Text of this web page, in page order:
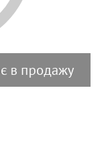
в продажу